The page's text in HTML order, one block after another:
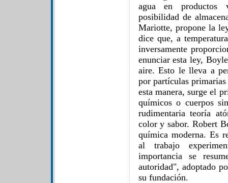
agua en productos
posibilidad de
Mariotte, propone la
dice que, a
inversamente
enunciar esta ley,
aire. Esto le lleva a
por partículas
esta manera, surge el
químicos o cuerpos
rudimentaria teoría
color y sabor. Robert
química moderna. Es
al trabajo
importancia se
autoridad", adoptado
su fundación.